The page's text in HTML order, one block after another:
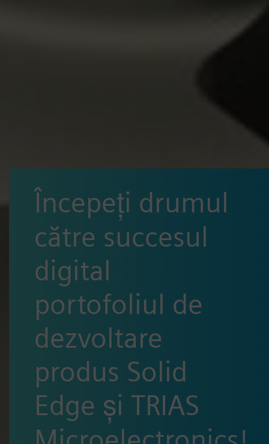
Începeți drumul
către succesul
digital
portofoliul de
dezvoltare
produs Solid
Edge și TRIAS